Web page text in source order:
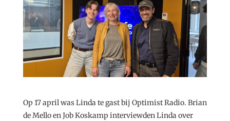
Op 17 april was Linda te gast bij Optimist Radio. Brian
de Mello en Job Koskamp interviewden Linda over